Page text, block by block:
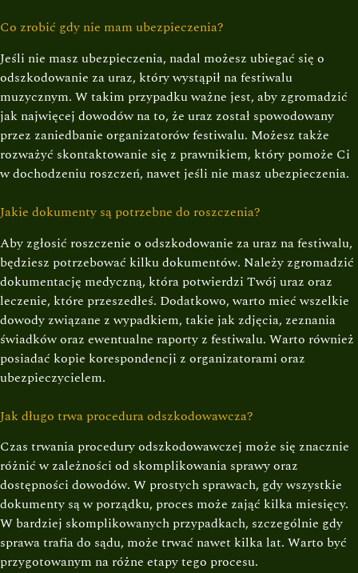
Co zrobić gdy nie mam ubezpieczenia?
Jeśli nie masz ubezpieczenia, nadal możesz ubiegać się o
odszkodowanie za uraz, który wystąpił na festiwalu
muzycznym. W takim przypadku ważne jest, aby zgromadzić
jak najwięcej dowodów na to, że uraz został spowodowany
przez zaniedbanie organizatorów festiwalu. Możesz także
rozważyć skontaktowanie się z prawnikiem, który pomoże Ci
w dochodzeniu roszczeń, nawet jeśli nie masz ubezpieczenia.
Jakie dokumenty są potrzebne do roszczenia?
Aby zgłosić roszczenie o odszkodowanie za uraz na festiwalu,
będziesz potrzebować kilku dokumentów. Należy zgromadzić
dokumentację medyczną, która potwierdzi Twój uraz oraz
leczenie, które przeszedłeś. Dodatkowo, warto mieć wszelkie
dowody związane z wypadkiem, takie jak zdjęcia, zeznania
świadków oraz ewentualne raporty z festiwalu. Warto również
posiadać kopie korespondencji z organizatorami oraz
ubezpieczycielem.
Jak długo trwa procedura odszkodowawcza?
Czas trwania procedury odszkodowawczej może się znacznie
różnić w zależności od skomplikowania sprawy oraz
dostępności dowodów. W prostych sprawach, gdy wszystkie
dokumenty są w porządku, proces może zająć kilka miesięcy.
W bardziej skomplikowanych przypadkach, szczególnie gdy
sprawa trafia do sądu, może trwać nawet kilka lat. Warto być
przygotowanym na różne etapy tego procesu.